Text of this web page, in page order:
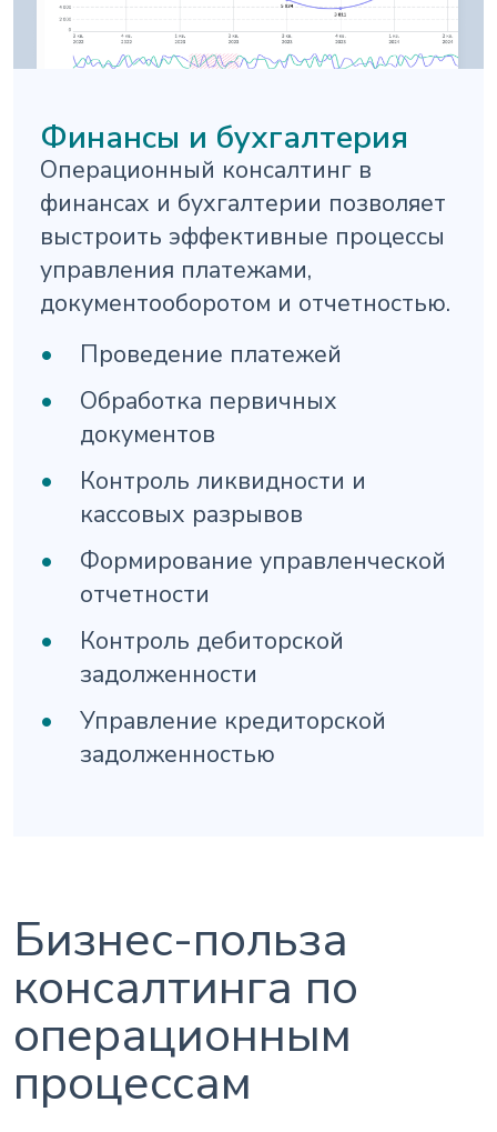
Финансы и бухгалтерия
Операционный консалтинг в
финансах и бухгалтерии позволяет
выстроить эффективные процессы
управления платежами,
документооборотом и отчетностью.
Проведение платежей
Обработка первичных
документов
Контроль ликвидности и
кассовых разрывов
Формирование управленческой
отчетности
Контроль дебиторской
задолженности
Управление кредиторской
задолженностью
Бизнес-польза
консалтинга по
операционным
процессам